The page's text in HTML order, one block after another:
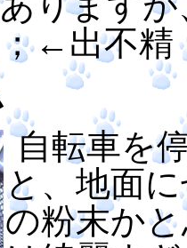
←出不精
自転車を
と、地面
の粉末か